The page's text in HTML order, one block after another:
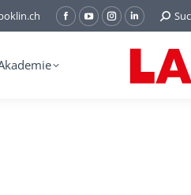
Facebook
YouTubeInstagram
page
Linkedin
page
opens
in